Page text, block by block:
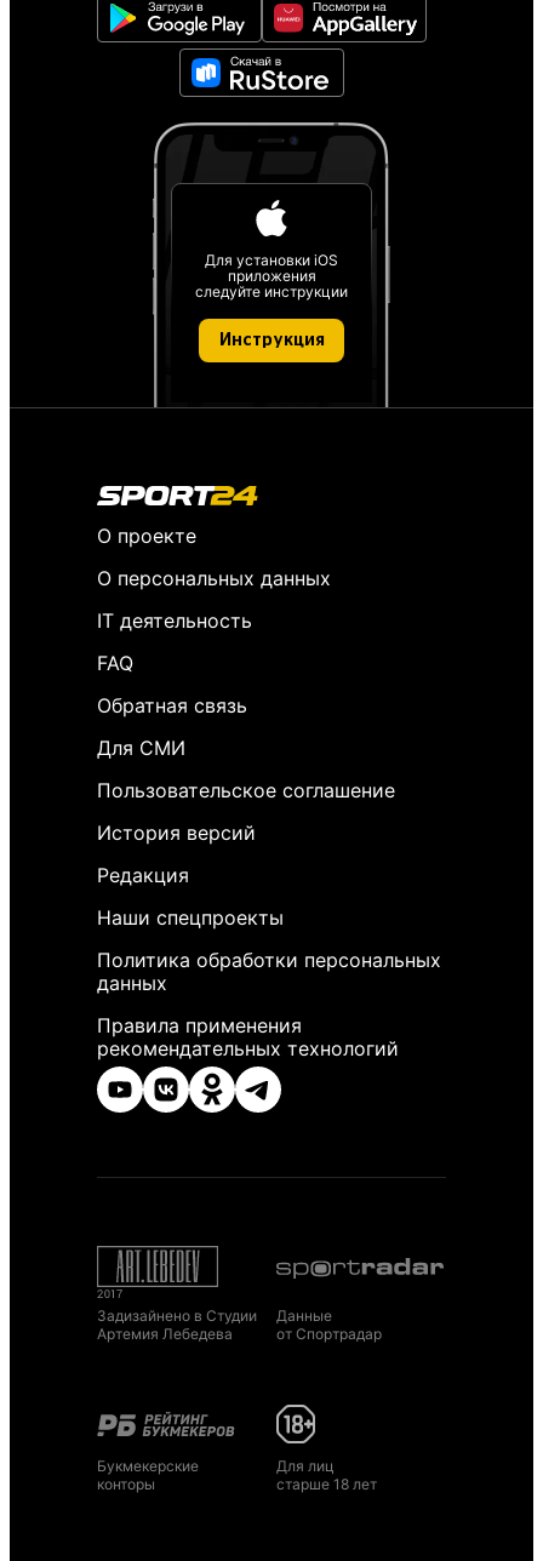
Для установки iOS
приложения
следуйте инструкции
Инструкция
О проекте
О персональных данных
IT деятельность
FAQ
Обратная связь
Для СМИ
Пользовательское соглашение
История версий
Редакция
Наши спецпроекты
Политика обработки персональных
данных
Правила применения
рекомендательных технологий
Задизайнено в Студии
Артемия Лебедева
Данные
от Спортрадар
Букмекерские
конторы
Для лиц
старше 18 лет